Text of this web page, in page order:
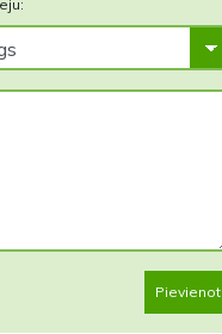
Pievienot